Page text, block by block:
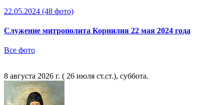
22.05.2024 (48 фото)
Служение митрополита Корнилия 22 мая 2024 года
Все фото
8 августа 2026 г. ( 26 июля ст.ст.), суббота.